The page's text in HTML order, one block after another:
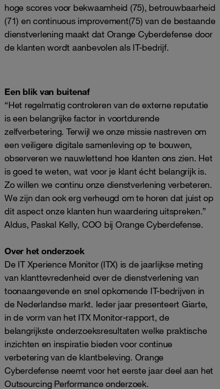
hoge scores voor bekwaamheid (75), betrouwbaarheid
(71) en continuous improvement(75) van de bestaande
dienstverlening maakt dat Orange Cyberdefense door
de klanten wordt aanbevolen als IT-bedrijf.
Een blik van buitenaf
“Het regelmatig controleren van de externe reputatie
is een belangrijke factor in voortdurende
zelfverbetering. Terwijl we onze missie nastreven om
een veiligere digitale samenleving op te bouwen,
observeren we nauwlettend hoe klanten ons zien. Het
is goed te weten, wat voor je klant écht belangrijk is.
Zo willen we continu onze dienstverlening verbeteren.
We zijn dan ook erg verheugd om te horen dat juist op
dit aspect onze klanten hun waardering uitspreken.”
Aldus, Paskal Kelly, COO bij Orange Cyberdefense.
Over het onderzoek
De IT Xperience Monitor (ITX) is de jaarlijkse meting
van klanttevredenheid over de dienstverlening van
toonaangevende en snel opkomende IT-bedrijven in
de Nederlandse markt. Ieder jaar presenteert Giarte,
in de vorm van het ITX Monitor-rapport, de
belangrijkste onderzoeksresultaten welke praktische
inzichten en inspiratie bieden voor continue
verbetering van de klantbeleving. Orange
Cyberdefense neemt voor het eerste jaar deel aan het
Outsourcing Performance onderzoek.